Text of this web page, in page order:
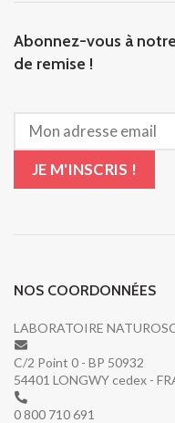
Abonnez-vous à
de remise !
NOS COORDONNÉES
LABORATOIRE
C/2 Point 0 - BP 50932
54401 LONGWY cedex -
0 800 710 691